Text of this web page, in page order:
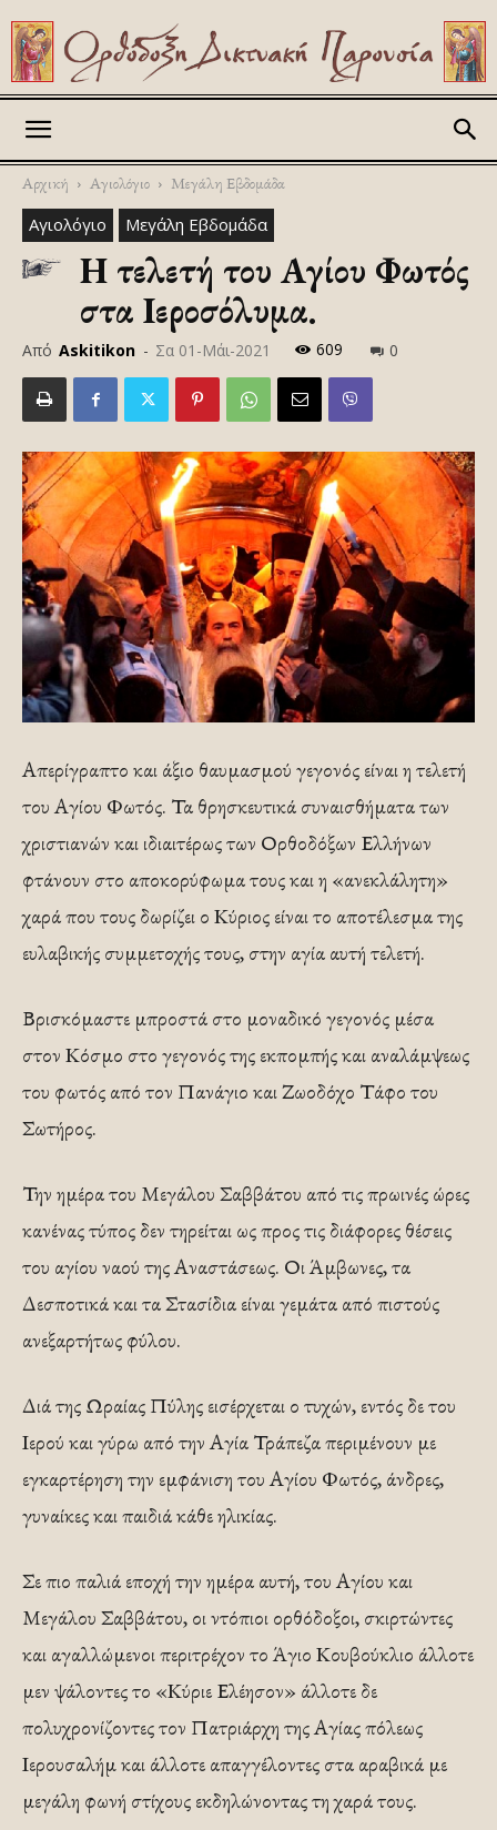
Αρχική Αγιολόγιο Μεγάλη Εβδομάδα
Αγιολόγιο Μεγάλη Εβδομάδα
Η τελετή του Αγίου Φωτός
στα Ιεροσόλυμα.
Από Askitikon - Σα 01-Μάι-2021 609 0
Απερίγραπτο και άξιο θαυμασμού γεγονός είναι η τελετή
του Αγίου Φωτός. Τα θρησκευτικά συναισθήματα των
χριστιανών και ιδιαιτέρως των Ορθοδόξων Ελλήνων
φτάνουν στο αποκορύφωμα τους και η «ανεκλάλητη»
χαρά που τους δωρίζει ο Κύριος είναι το αποτέλεσμα της
ευλαβικής συμμετοχής τους, στην αγία αυτή τελετή.
Βρισκόμαστε μπροστά στο μοναδικό γεγονός μέσα
στον Κόσμο στο γεγονός της εκπομπής και αναλάμψεως
του φωτός από τον Πανάγιο και Ζωοδόχο Τάφο του
Σωτήρος.
Την ημέρα του Μεγάλου Σαββάτου από τις πρωινές ώρες
κανένας τύπος δεν τηρείται ως προς τις διάφορες θέσεις
του αγίου ναού της Αναστάσεως. Οι Άμβωνες, τα
Δεσποτικά και τα Στασίδια είναι γεμάτα από πιστούς
ανεξαρτήτως φύλου.
Διά της Ωραίας Πύλης εισέρχεται ο τυχών, εντός δε του
Ιερού και γύρω από την Αγία Τράπεζα περιμένουν με
εγκαρτέρηση την εμφάνιση του Αγίου Φωτός, άνδρες,
γυναίκες και παιδιά κάθε ηλικίας.
Σε πιο παλιά εποχή την ημέρα αυτή, του Αγίου και
Μεγάλου Σαββάτου, οι ντόπιοι ορθόδοξοι, σκιρτώντες
και αγαλλώμενοι περιτρέχον το Άγιο Κουβούκλιο άλλοτε
μεν ψάλοντες το «Κύριε Ελέησον» άλλοτε δε
πολυχρονίζοντες τον Πατριάρχη της Αγίας πόλεως
Ιερουσαλήμ και άλλοτε απαγγέλοντες στα αραβικά με
μεγάλη φωνή στίχους εκδηλώνοντας τη χαρά τους.